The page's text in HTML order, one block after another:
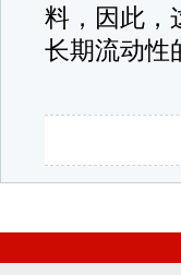
料，因此，
长期流动性